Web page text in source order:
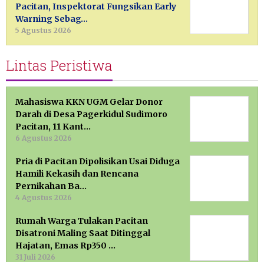
Pacitan, Inspektorat Fungsikan Early
Warning Sebag…
5 Agustus 2026
Lintas Peristiwa
Mahasiswa KKN UGM Gelar Donor
Darah di Desa Pagerkidul Sudimoro
Pacitan, 11 Kant…
6 Agustus 2026
Pria di Pacitan Dipolisikan Usai Diduga
Hamili Kekasih dan Rencana
Pernikahan Ba…
4 Agustus 2026
Rumah Warga Tulakan Pacitan
Disatroni Maling Saat Ditinggal
Hajatan, Emas Rp350 …
31 Juli 2026